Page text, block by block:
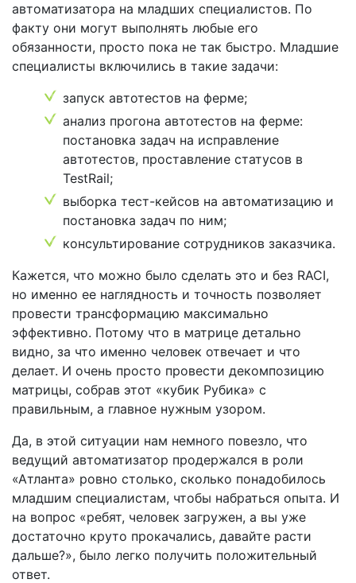
автоматизатора на младших специалистов. По
факту они могут выполнять любые его
обязанности, просто пока не так быстро. Младшие
специалисты включились в такие задачи:
запуск автотестов на ферме;
анализ прогона автотестов на ферме:
постановка задач на исправление
автотестов, проставление статусов в
TestRail;
выборка тест-кейсов на автоматизацию и
постановка задач по ним;
консультирование сотрудников заказчика.
Кажется, что можно было сделать это и без RACI,
но именно ее наглядность и точность позволяет
провести трансформацию максимально
эффективно. Потому что в матрице детально
видно, за что именно человек отвечает и что
делает. И очень просто провести декомпозицию
матрицы, собрав этот «кубик Рубика» с
правильным, а главное нужным узором.
Да, в этой ситуации нам немного повезло, что
ведущий автоматизатор продержался в роли
«Атланта» ровно столько, сколько понадобилось
младшим специалистам, чтобы набраться опыта. И
на вопрос «ребят, человек загружен, а вы уже
достаточно круто прокачались, давайте расти
дальше?», было легко получить положительный
ответ.